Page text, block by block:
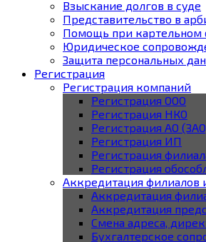
Взыскание долгов в суде
Представительство в
Помощь при картельном
Юридическое
Защита персональных
Регистрация
Регистрация компаний
Регистрация ООО
Регистрация НКО
Регистрация АО
Регистрация ИП
Регистрация
Регистрация
Аккредитация филиалов
Аккредитация
Аккредитация
Смена адреса,
Бухгалтерское